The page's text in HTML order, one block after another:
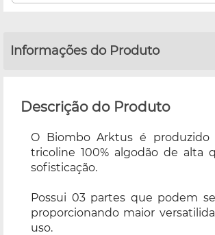
Informações do Produto
Descrição do Produto
O Biombo Arktus é
tricoline 100% algodão de alta
sofisticação.
Possui 03 partes que podem
proporcionando maior
uso.